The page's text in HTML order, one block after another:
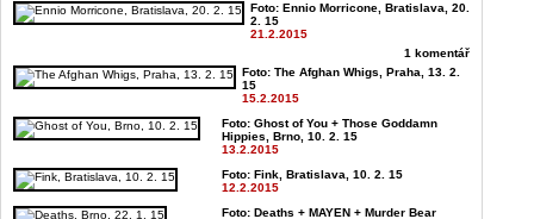
Foto: Ennio Morricone, Bratislava, 20.
2. 15
21.2.2015
1 komentář
Foto: The Afghan Whigs, Praha, 13. 2.
15
15.2.2015
Foto: Ghost of You + Those Goddamn
Hippies, Brno, 10. 2. 15
13.2.2015
Foto: Fink, Bratislava, 10. 2. 15
12.2.2015
Foto: Deaths + MAYEN + Murder Bear